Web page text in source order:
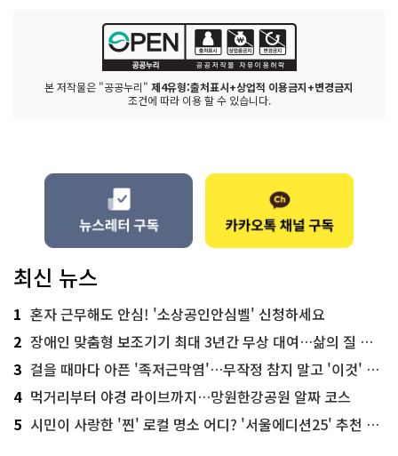
본 저작물은 "공공누리" 제4유형:출처표시+상업적 이용금지+변경금지
조건에 따라 이용 할 수 있습니다.
최신 뉴스
1 혼자 근무해도 안심! '소상공인안심벨' 신청하세요
2 장애인 맞춤형 보조기기 최대 3년간 무상 대여…삶의 질 높인다
3 걸을 때마다 아픈 '족저근막염'…무작정 참지 말고 '이것' 해보세요!
4 먹거리부터 야경 라이브까지…망원한강공원 알짜 코스
5 시민이 사랑한 '찐' 로컬 명소 어디? '서울에디션25' 추천 코스